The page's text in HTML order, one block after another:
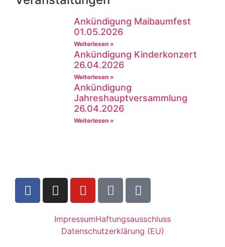
Ankündigung Maibaumfest
01.05.2026
Weiterlesen »
Ankündigung Kinderkonzert
26.04.2026
Weiterlesen »
Ankündigung
Jahreshauptversammlung
26.04.2026
Weiterlesen »
ImpressumHaftungsausschluss
Datenschutzerklärung (EU)